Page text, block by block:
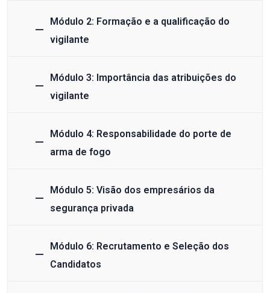
Módulo 2: Formação e a qualificação do
vigilante
Módulo 3: Importância das atribuições do
vigilante
Módulo 4: Responsabilidade do porte de
arma de fogo
Módulo 5: Visão dos empresários da
segurança privada
Módulo 6: Recrutamento e Seleção dos
Candidatos